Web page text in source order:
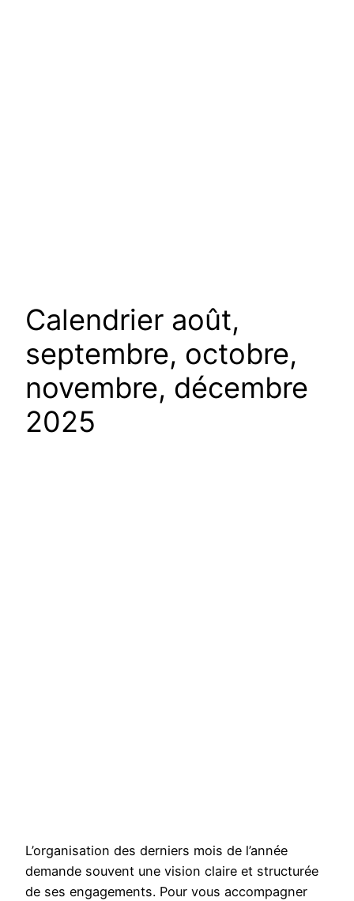
Calendrier août,
septembre, octobre,
novembre, décembre
2025
L’organisation des derniers mois de l’année
demande souvent une vision claire et structurée
de ses engagements. Pour vous accompagner